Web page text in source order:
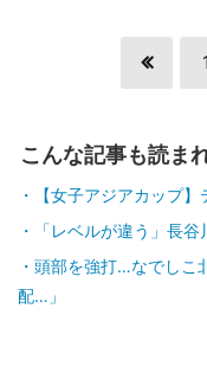
1
こんな記事も読ま
【女子アジアカップ
「レベルが違う」長
頭部を強打…なでしこ
配…」